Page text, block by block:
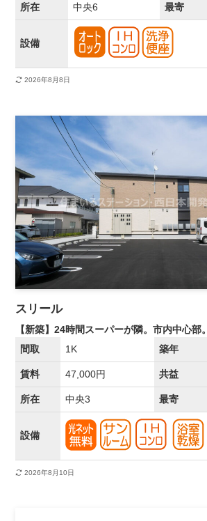
所在 中央6 最寄
設備
2026年8月8日
スリール
【新築】24時間スーパーが隣。市内中心部。
間取
1K 築年
賃料 47,000円 共益
所在 中央3 最寄
設備
2026年8月10日